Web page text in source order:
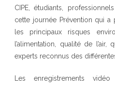
CIPE, étudiants,
cette journée Prévention qui
les principaux risques
l’alimentation, qualité de
experts reconnus des
Les enregistrements